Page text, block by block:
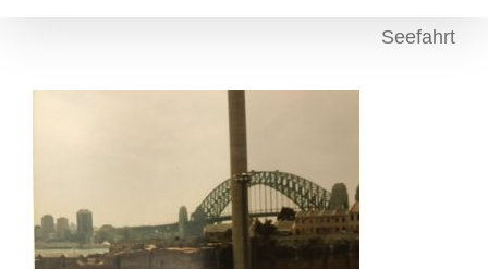
Seefahrt